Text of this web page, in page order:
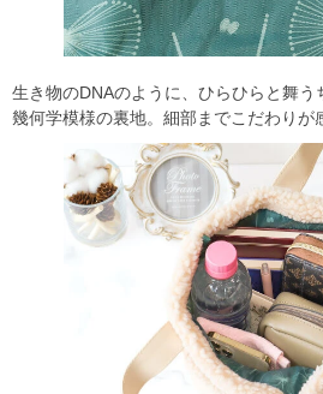
生き物のDNAのように、ひらひらと舞う
幾何学模様の裏地。細部までこだわりが